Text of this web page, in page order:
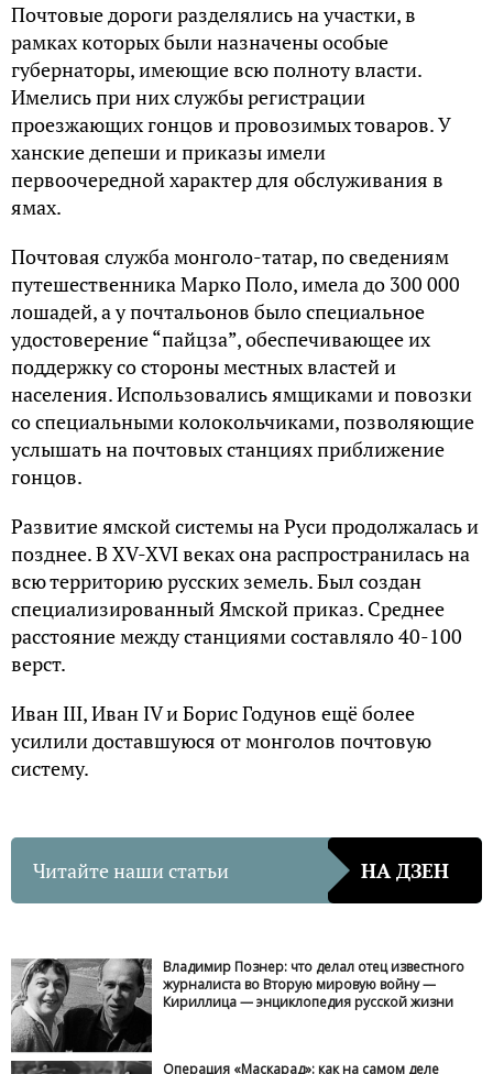
Почтовые дороги разделялись на участки, в
рамках которых были назначены особые
губернаторы, имеющие всю полноту власти.
Имелись при них службы регистрации
проезжающих гонцов и провозимых товаров. У
ханские депеши и приказы имели
первоочередной характер для обслуживания в
ямах.
Почтовая служба монголо-татар, по сведениям
путешественника Марко Поло, имела до 300 000
лошадей, а у почтальонов было специальное
удостоверение “пайцза”, обеспечивающее их
поддержку со стороны местных властей и
населения. Использовались ямщиками и повозки
со специальными колокольчиками, позволяющие
услышать на почтовых станциях приближение
гонцов.
Развитие ямской системы на Руси продолжалась и
позднее. В XV-XVI веках она распространилась на
всю территорию русских земель. Был создан
специализированный Ямской приказ. Среднее
расстояние между станциями составляло 40-100
верст.
Иван III, Иван IV и Борис Годунов ещё более
усилили доставшуюся от монголов почтовую
систему.
Читайте наши статьи НА ДЗЕН
Владимир Познер: что делал отец известного
журналиста во Вторую мировую войну —
Кириллица — энциклопедия русской жизни
Операция «Маскарад»: как на самом деле